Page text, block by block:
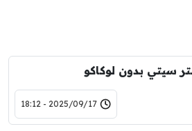
سيتي بدون لوكاكو
2025/09/17 - 18:12